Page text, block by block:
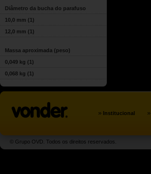
Diâmetro da bucha do parafuso
10,0 mm (1)
12,0 mm (1)
Massa aproximada (peso)
0,049 kg (1)
0,068 kg (1)
» Institucional »
© Grupo OVD. Todos os direitos reservados.